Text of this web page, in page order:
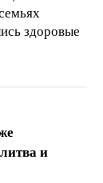
здоровые
и